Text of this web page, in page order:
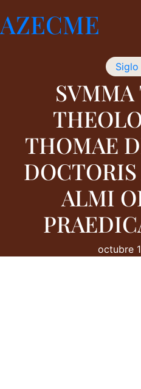
al
contenido
AZECME
Siglo
THOMAE
ALMI
octubre